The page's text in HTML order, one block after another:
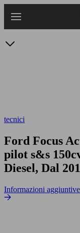
tecnici
Ford Focus
pilot s&s
Diesel, Dal
Informazioni